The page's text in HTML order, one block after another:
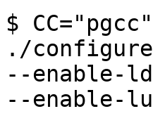
$
./
--enable-
--enable-